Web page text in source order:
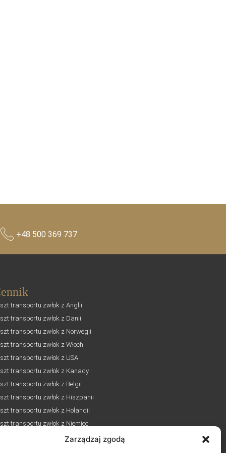
Zarządzaj zgodą
+48 500 369 737
transportu zwłok z Anglii
transportu zwłok z Danii
transportu zwłok z Norwegii
transportu zwłok z Włoch
transportu zwłok z USA
transportu zwłok z Kanady
transportu zwłok z Belgii
transportu zwłok z Hiszpanii
transportu zwłok z Holandii
transportu zwłok z Niemiec